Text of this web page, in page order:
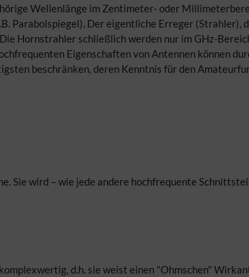
Wellenlänge im Zentimeter- oder
Parabolspiegel). Der eigentliche Erreger
Hornstrahler schließlich werden nur im GHz-
Eigenschaften von Antennen können
beschränken, deren Kenntnis für den
Sie wird – wie jede andere hochfrequente
d.h. sie weist einen "Ohmschen"